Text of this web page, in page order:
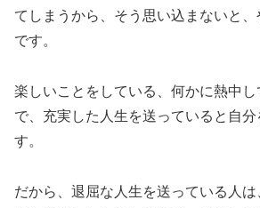
てしまうから、そう思い込まないと
です。
楽しいことをしている、何かに熱中
で、充実した人生を送っていると自
す。
だから、退屈な人生を送っている人は